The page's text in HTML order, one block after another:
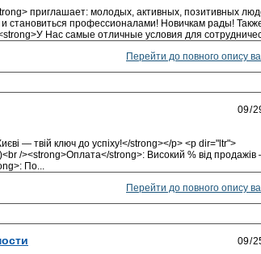
приглашает: молодых, активных, позитивных
становиться профессионалами! Новичкам рады!
Нас самые отличные условия для
Перейти до повного опису
— твій ключ до успіху!</strong></p> <p dir="ltr">
/><strong>Оплата</strong>: Високий % від продажів
По...
Перейти до повного опису